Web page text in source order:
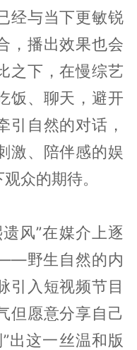
经与当下更敏锐
，播出效果也会
之下，在慢综艺
饭、聊天，避开
引自然的对话，
激、陪伴感的娱
众的期待。
风”在媒介上逐
野生自然的内
引入短视频节目
但愿意分享自己
出这一丝温和版